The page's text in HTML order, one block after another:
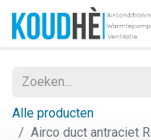
Alle producten
Airco duct antraciet